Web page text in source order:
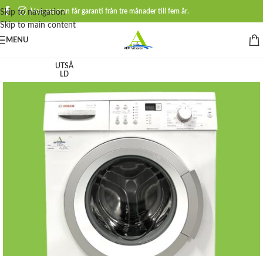
Skip to navigation
Skip to main content
Hos oss man får garanti från tre månader till fem år.
MENU
UTSÅ
LD